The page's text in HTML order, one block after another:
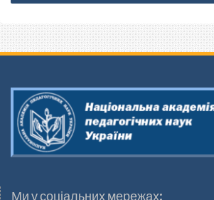
Ми у соціальних мережах: